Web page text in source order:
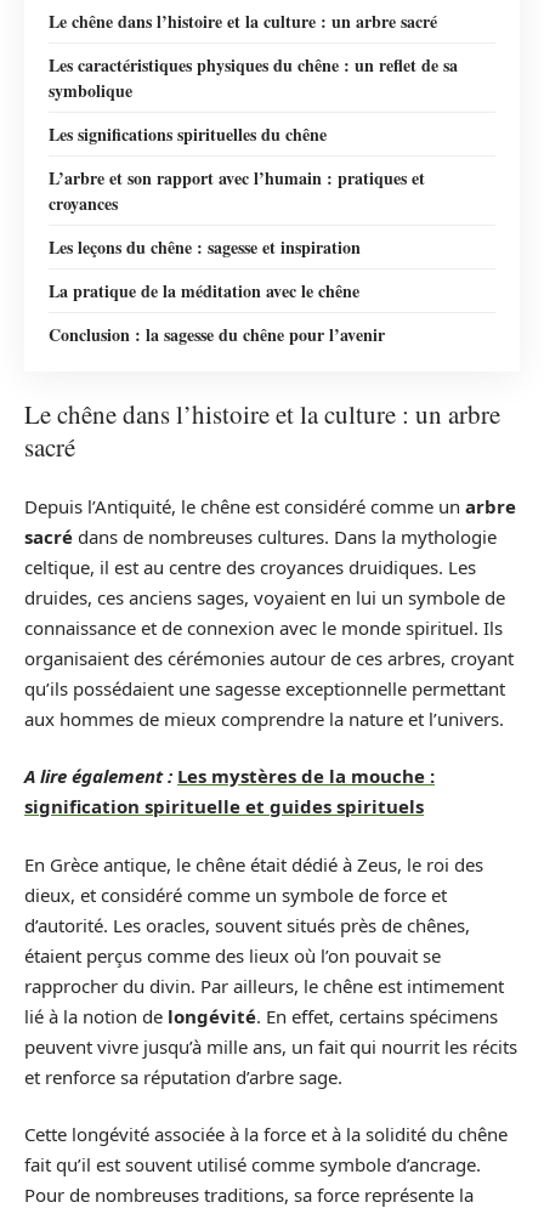
Le chêne dans l’histoire et la culture : un arbre sacré
Les caractéristiques physiques du chêne : un reflet de sa
symbolique
Les significations spirituelles du chêne
L’arbre et son rapport avec l’humain : pratiques et
croyances
Les leçons du chêne : sagesse et inspiration
La pratique de la méditation avec le chêne
Conclusion : la sagesse du chêne pour l’avenir
Le chêne dans l’histoire et la culture : un arbre
sacré
Depuis l’Antiquité, le chêne est considéré comme un arbre
sacré dans de nombreuses cultures. Dans la mythologie
celtique, il est au centre des croyances druidiques. Les
druides, ces anciens sages, voyaient en lui un symbole de
connaissance et de connexion avec le monde spirituel. Ils
organisaient des cérémonies autour de ces arbres, croyant
qu’ils possédaient une sagesse exceptionnelle permettant
aux hommes de mieux comprendre la nature et l’univers.
A lire également : Les mystères de la mouche :
signification spirituelle et guides spirituels
En Grèce antique, le chêne était dédié à Zeus, le roi des
dieux, et considéré comme un symbole de force et
d’autorité. Les oracles, souvent situés près de chênes,
étaient perçus comme des lieux où l’on pouvait se
rapprocher du divin. Par ailleurs, le chêne est intimement
lié à la notion de longévité. En effet, certains spécimens
peuvent vivre jusqu’à mille ans, un fait qui nourrit les récits
et renforce sa réputation d’arbre sage.
Cette longévité associée à la force et à la solidité du chêne
fait qu’il est souvent utilisé comme symbole d’ancrage.
Pour de nombreuses traditions, sa force représente la